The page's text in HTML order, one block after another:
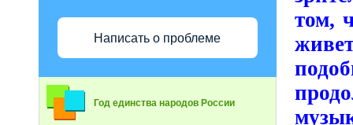
Написать о проблеме
Год единства народов России
том,